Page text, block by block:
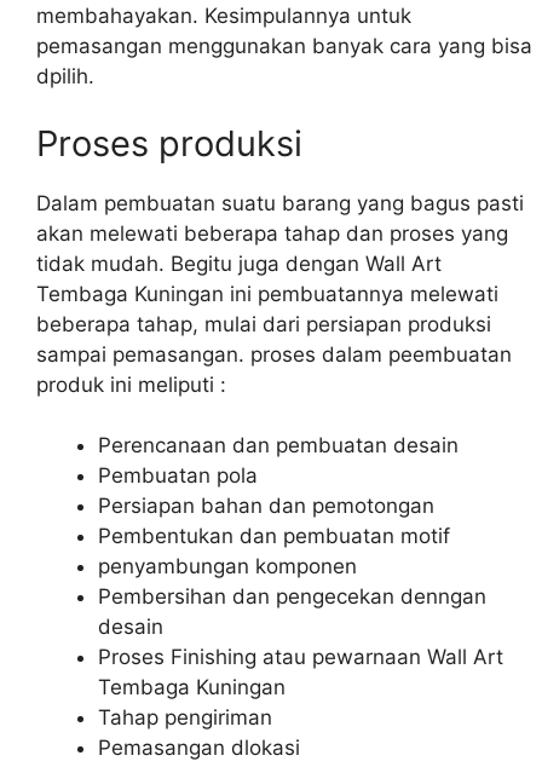
membahayakan. Kesimpulannya untuk
pemasangan menggunakan banyak cara yang bisa
dpilih.
Proses produksi
Dalam pembuatan suatu barang yang bagus pasti
akan melewati beberapa tahap dan proses yang
tidak mudah. Begitu juga dengan Wall Art
Tembaga Kuningan ini pembuatannya melewati
beberapa tahap, mulai dari persiapan produksi
sampai pemasangan. proses dalam peembuatan
produk ini meliputi :
Perencanaan dan pembuatan desain
Pembuatan pola
Persiapan bahan dan pemotongan
Pembentukan dan pembuatan motif
penyambungan komponen
Pembersihan dan pengecekan denngan
desain
Proses Finishing atau pewarnaan Wall Art
Tembaga Kuningan
Tahap pengiriman
Pemasangan dlokasi